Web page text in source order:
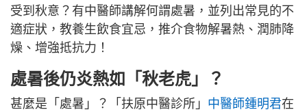
受到秋意？有中醫師講解何謂處暑，並列出常見的不
適症狀，教養生飲食宜忌，推介食物解暑熱、潤肺降
燥、增強抵抗力！
處暑後仍炎熱如「秋老虎」？
甚麼是「處暑」？「​​​​​​扶原中醫診所」 中醫師鍾明君在